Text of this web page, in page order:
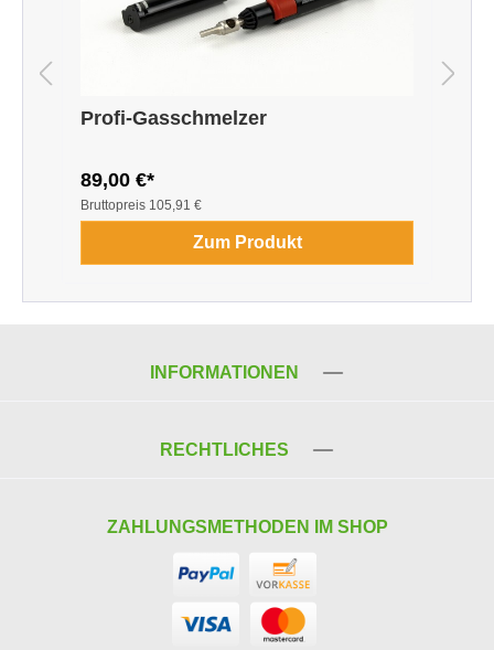
Profi-Gasschmelzer
89,00 €*
Bruttopreis 105,91 €
Zum Produkt
INFORMATIONEN
RECHTLICHES
ZAHLUNGSMETHODEN IM SHOP